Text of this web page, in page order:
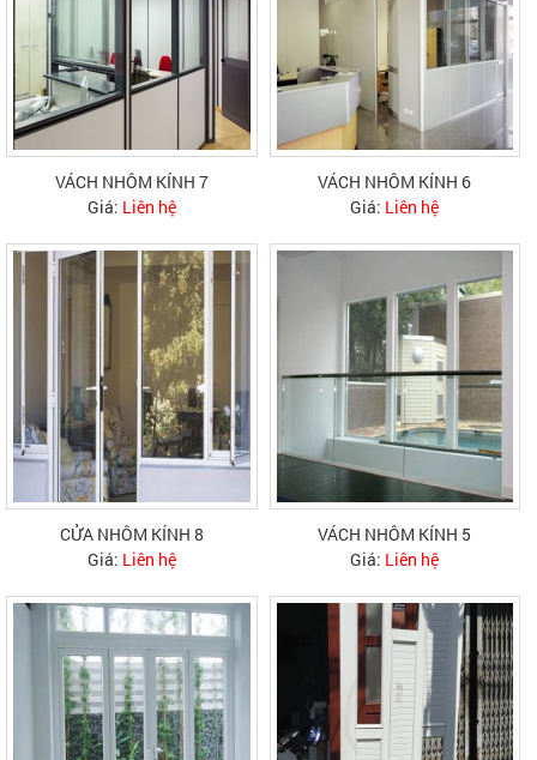
VÁCH NHÔM KÍNH 7
Giá: Liên hệ
VÁCH NHÔM KÍNH 6
Giá: Liên hệ
CỬA NHÔM KÍNH 8
Giá: Liên hệ
VÁCH NHÔM KÍNH 5
Giá: Liên hệ